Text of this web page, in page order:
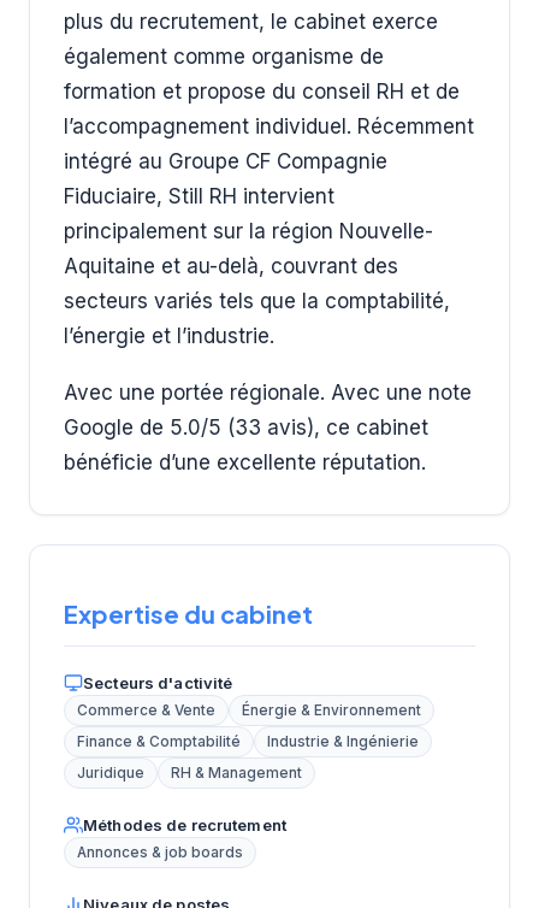
plus du recrutement, le cabinet exerce
également comme organisme de
formation et propose du conseil RH et de
l’accompagnement individuel. Récemment
intégré au Groupe CF Compagnie
Fiduciaire, Still RH intervient
principalement sur la région Nouvelle-
Aquitaine et au-delà, couvrant des
secteurs variés tels que la comptabilité,
l’énergie et l’industrie.
Avec une portée régionale. Avec une note
Google de 5.0/5 (33 avis), ce cabinet
bénéficie d’une excellente réputation.
Expertise du cabinet
Secteurs d'activité
Commerce & Vente
Énergie & Environnement
Finance & Comptabilité
Industrie & Ingénierie
Juridique
RH & Management
Méthodes de recrutement
Annonces & job boards